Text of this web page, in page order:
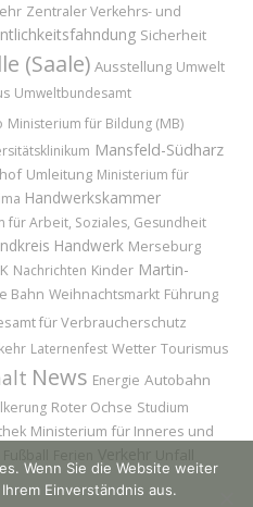
Zentraler Verkehrs- und
Sicherheit
(Saale) Ausstellung Umwelt
Umweltbundesamt
Ministerium für Bildung (MB)
Mansfeld-Südharz
Umleitung Ministerium für
Handwerkskammer
für Arbeit, Soziales, Gesundheit
Handwerk Merseburg
Nachrichten Kinder Martin-
Bahn Weihnachtsmarkt Führung
für Verbraucherschutz
Laternenfest Wetter Tourismus
News Energie Autobahn
Roter Ochse Studium
Ministerium für Inneres und
Wenn Sie die Website weiter
Einverständnis aus.